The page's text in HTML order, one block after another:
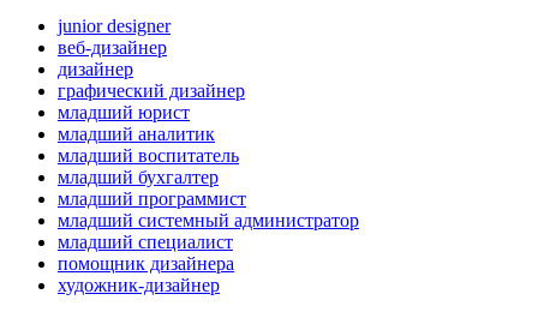
junior designer
веб-дизайнер
дизайнер
графический дизайнер
младший юрист
младший аналитик
младший воспитатель
младший бухгалтер
младший программист
младший системный администратор
младший специалист
помощник дизайнера
художник-дизайнер